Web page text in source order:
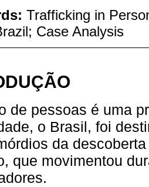
Trafficking in
Case Analysis
de pessoas é uma
o Brasil, foi
da
que movimentou